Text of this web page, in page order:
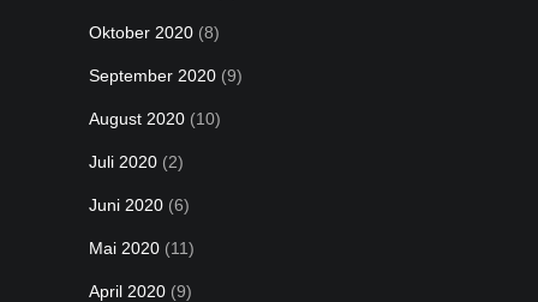
Oktober 2020 (8)
September 2020 (9)
August 2020 (10)
Juli 2020 (2)
Juni 2020 (6)
Mai 2020 (11)
April 2020 (9)